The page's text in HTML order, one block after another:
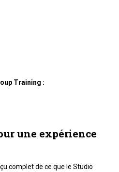
Training :
une expérience
complet de ce que le Studio